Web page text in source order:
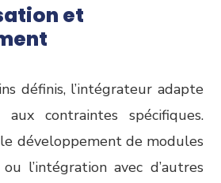
et
définis, l’intégrateur adapte
aux contraintes spécifiques.
développement de modules
l’intégration avec d’autres